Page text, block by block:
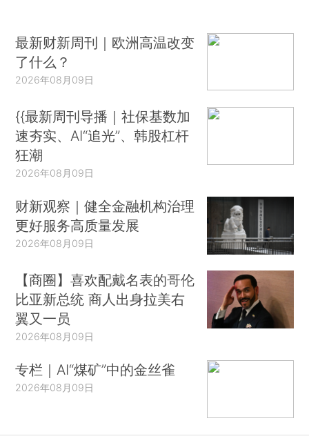
最新财新周刊｜欧洲高温改变
了什么？
2026年08月09日
{{最新周刊导播｜社保基数加
速夯实、AI“追光”、韩股杠杆
狂潮
2026年08月09日
财新观察｜健全金融机构治理
更好服务高质量发展
2026年08月09日
【商圈】喜欢配戴名表的哥伦
比亚新总统 商人出身拉美右
翼又一员
2026年08月09日
专栏｜AI“煤矿”中的金丝雀
2026年08月09日